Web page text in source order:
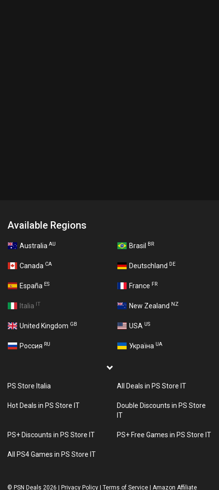
Available Regions
Australia AU Brasil BR
Canada CA Deutschland DE
España ES France FR
Italia IT New Zealand NZ
United Kingdom GB USA US
Россия RU Україна UA
PS Store Italia All Deals in PS Store IT
Hot Deals in PS Store IT
Double Discounts in PS Store
IT
PS+ Discounts in PS Store IT PS+ Free Games in PS Store IT
All PS4 Games in PS Store IT
© PSN Deals 2026 Privacy Policy Terms of Service Amazon Affiliate